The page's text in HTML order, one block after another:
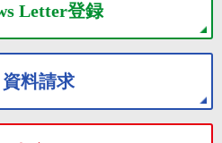
Letter登録
資料請求